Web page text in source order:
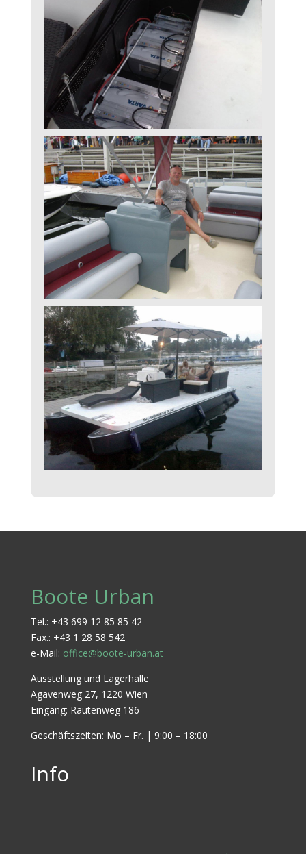
Boote Urban
Tel.: +43 699 12 85 85 42
Fax.: +43 1 28 58 542
e-Mail: office@boote-urban.at
Ausstellung und Lagerhalle
Agavenweg 27, 1220 Wien
Eingang: Rautenweg 186
Geschäftszeiten: Mo – Fr. | 9:00 – 18:00
Info